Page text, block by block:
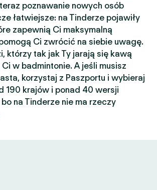
teraz poznawanie nowych osób
łatwiejsze: na Tinderze pojawiły
zapewnią Ci maksymalną
Ci zwrócić na siebie uwagę.
którzy tak jak Ty jarają się kawą
w badmintonie. A jeśli musisz
korzystaj z Paszportu i wybieraj
190 krajów i ponad 40 wersji
na Tinderze nie ma rzeczy